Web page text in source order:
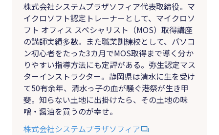
株式会社システムプラザソフィア代表取締役。マ
イクロソフト認定トレーナーとして、マイクロソ
フト オフィス スペシャリスト（MOS）取得講座
の講師実績多数。また職業訓練校として、パソコ
ン初心者をたった3カ月でMOS取得まで導く分か
りやすい指導方法にも定評がある。弥生認定マス
ターインストラクター。静岡県は清水に生を受け
て50有余年、清水っ子の血が騒ぐ港祭が生き甲
斐。知らない土地に出掛けたら、その土地の味
噌・醤油を買うのが幸せ。
株式会社システムプラザソフィア